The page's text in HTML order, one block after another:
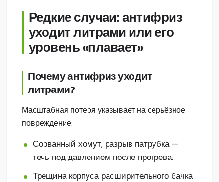
Редкие случаи: антифриз
уходит литрами или его
уровень «плавает»
Почему антифриз уходит
литрами?
Масштабная потеря указывает на серьёзное
повреждение:
Сорванный хомут, разрыв патрубка —
течь под давлением после прогрева.
Трещина корпуса расширительного бачка